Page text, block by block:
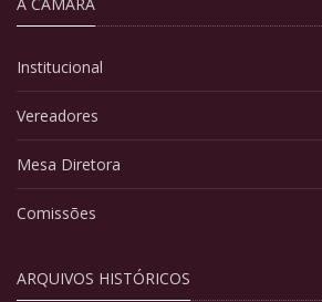
Institucional
Vereadores
Mesa Diretora
Comissões
ARQUIVOS HISTÓRICOS